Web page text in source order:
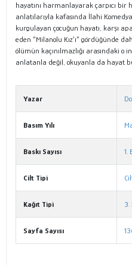
hayatını harmanlayarak çarpıcı bir
anlatılarıyla kafasında İlahi
kurgulayan çocuğun hayatı, karşı
eden “Milanolu Kız’ı” gördüğünde
ölümün kaçınılmazlığı arasındaki o
anlatanla değil, okuyanla da hayat
Yazar
Basım Yılı
Baskı Sayısı 1.
Cilt Tipi
Kağıt Tipi
Sayfa Sayısı